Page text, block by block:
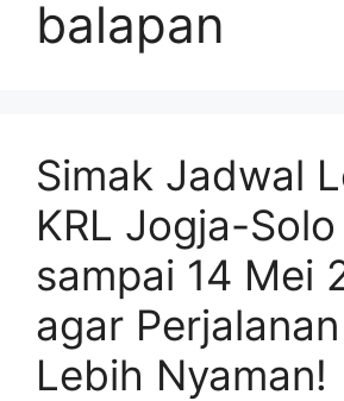
balapan
Simak Jadwal
KRL Jogja-
sampai 14 Mei
agar
Lebih Nyaman!